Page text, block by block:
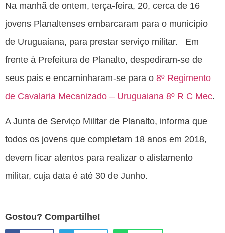
Na manhã de ontem, terça-feira, 20, cerca de 16
jovens Planaltenses embarcaram para o município
de Uruguaiana, para prestar serviço militar. Em
frente à Prefeitura de Planalto, despediram-se de
seus pais e encaminharam-se para o 8º Regimento
de Cavalaria Mecanizado – Uruguaiana 8º R C Mec.
A Junta de Serviço Militar de Planalto, informa que
todos os jovens que completam 18 anos em 2018,
devem ficar atentos para realizar o alistamento
militar, cuja data é até 30 de Junho.
Gostou? Compartilhe!